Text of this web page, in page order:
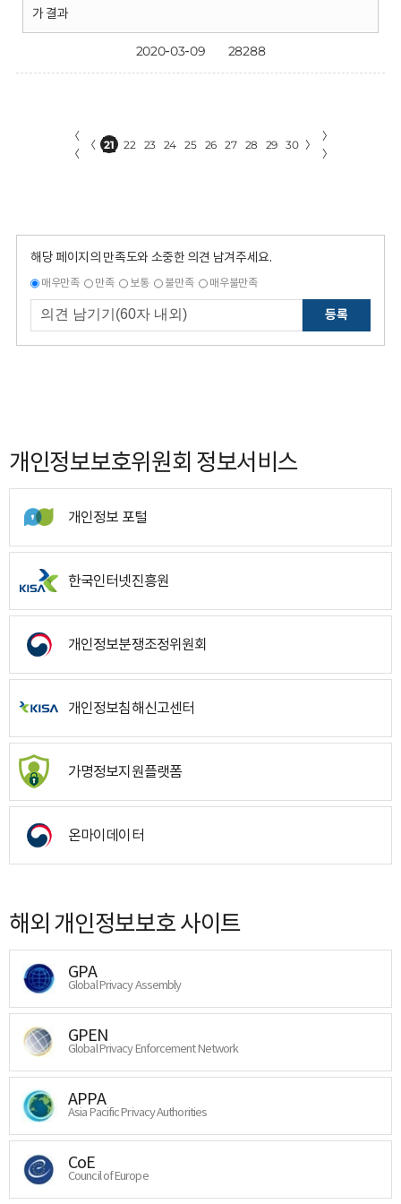
가 결과
2020-03-09 28288
〈
〈
〈 21 22 23 24 25 26 27 28 29 30 〉
〉
〉
해당 페이지의 만족도와 소중한 의견 남겨주세요.
매우만족 만족 보통 불만족 매우불만족
등록
개인정보보호위원회 정보서비스
개인정보 포털
한국인터넷진흥원
개인정보분쟁조정위원회
개인정보침해신고센터
가명정보지원플랫폼
온마이데이터
해외 개인정보보호 사이트
GPA
Global Privacy Assembly
GPEN
Global Privacy Enforcement Network
APPA
Asia Pacific Privacy Authorities
CoE
Council of Europe